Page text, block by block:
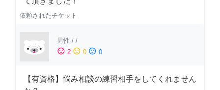
依頼されたチケット
男性 / /
sentiment_satisfied 2 sentiment_neutral 0 sentiment_dissatisfied 0
【有資格】悩み相談の練習相手をしてくれません